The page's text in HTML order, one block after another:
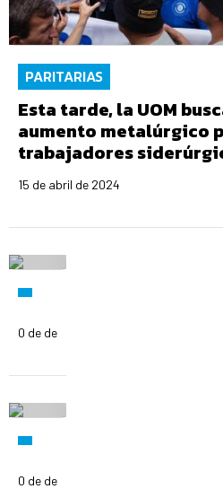
PARITARIAS
Esta tarde, la UOM
aumento metalúrgico
trabajadores
15 de abril de 2024
0 de de
0 de de